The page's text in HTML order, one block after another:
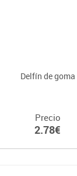
Delfín de goma
Precio
2.78€